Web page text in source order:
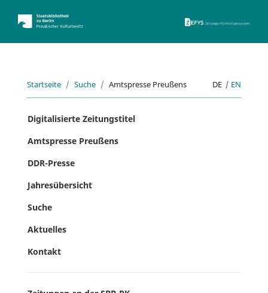
Startseite Suche Amtspresse Preußens DE | EN
Digitalisierte Zeitungstitel
Amtspresse Preußens
DDR-Presse
Jahresübersicht
Suche
Aktuelles
Kontakt